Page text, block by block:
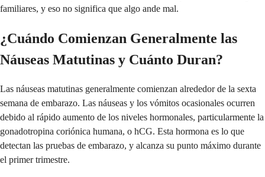
familiares, y eso no significa que algo ande mal.
¿Cuándo Comienzan Generalmente las
Náuseas Matutinas y Cuánto Duran?
Las náuseas matutinas generalmente comienzan alrededor de la sexta
semana de embarazo. Las náuseas y los vómitos ocasionales ocurren
debido al rápido aumento de los niveles hormonales, particularmente la
gonadotropina coriónica humana, o hCG. Esta hormona es lo que
detectan las pruebas de embarazo, y alcanza su punto máximo durante
el primer trimestre.